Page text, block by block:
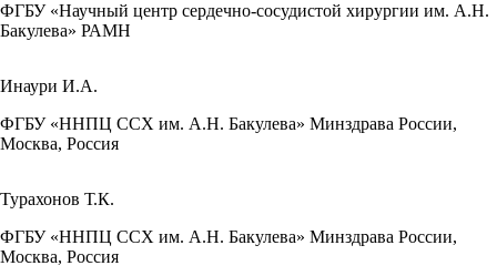
ФГБУ «Научный центр сердечно-сосудистой хирургии им. А.Н.
Бакулева» РАМН
Инаури И.А.
ФГБУ «ННПЦ ССХ им. А.Н. Бакулева» Минздрава России,
Москва, Россия
Турахонов Т.К.
ФГБУ «ННПЦ ССХ им. А.Н. Бакулева» Минздрава России,
Москва, Россия